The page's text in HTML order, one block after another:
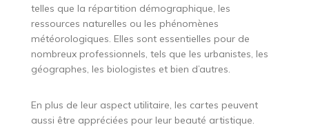
telles que la répartition démographique, les
ressources naturelles ou les phénomènes
météorologiques. Elles sont essentielles pour de
nombreux professionnels, tels que les urbanistes, les
géographes, les biologistes et bien d’autres.
En plus de leur aspect utilitaire, les cartes peuvent
aussi être appréciées pour leur beauté artistique.